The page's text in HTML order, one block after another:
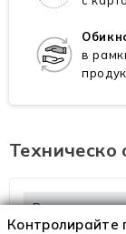
в
Техническо
Външен
Контролирайте